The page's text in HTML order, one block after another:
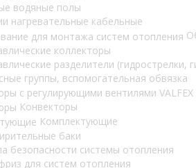
водяные полы
нагревательные кабельные
коллекторы
разделители (гидрострелки,
группы, вспомогательная обвязка
Конвекторы
Комплектующие
баки
безопасности системы отопления
для систем отопления